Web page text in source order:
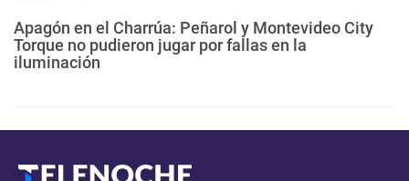
Apagón en el Charrúa: Peñarol y Montevideo City
Torque no pudieron jugar por fallas en la
iluminación